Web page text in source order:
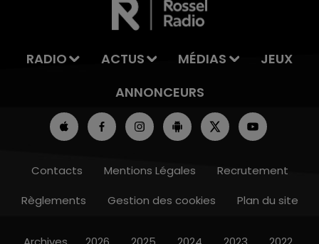
RADIO ACTUS MÉDIAS
JEUX
ANNONCEURS
Contacts Mentions Légales
Recrutement
Règlements
Gestion des cookies Plan du site